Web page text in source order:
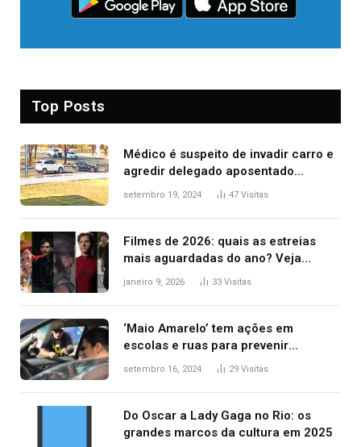
Top Posts
Médico é suspeito de invadir carro e
agredir delegado aposentado
durante confusão no trânsito
setembro 19, 2024 47 Visitas
Filmes de 2026: quais as estreias
mais aguardadas do ano? Veja
principais lançamentos do cinema
janeiro 9, 2026 33 Visitas
‘Maio Amarelo’ tem ações em
escolas e ruas para prevenir
acidentes no trânsito no AP
setembro 16, 2024 29 Visitas
Do Oscar a Lady Gaga no Rio: os
grandes marcos da cultura em 2025